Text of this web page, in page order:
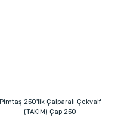
Pimtaş 250'lik Çalparalı Çekvalf
(TAKIM) Çap 250